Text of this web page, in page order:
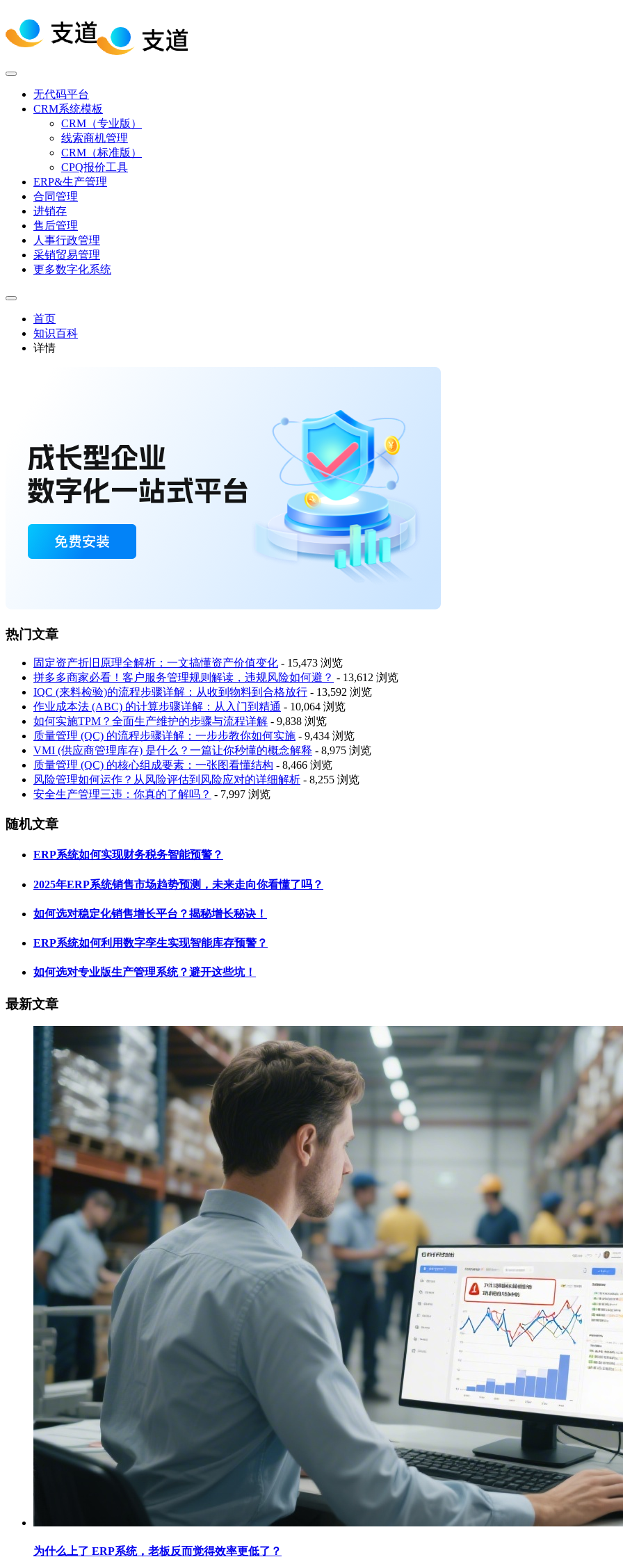
无代码平台
CRM系统模板
CRM（专业版）
线索商机管理
CRM（标准版）
CPQ报价工具
ERP&生产管理
合同管理
进销存
售后管理
人事行政管理
采销贸易管理
更多数字化系统
首页
知识百科
详情
热门文章
固定资产折旧原理全解析：一文搞懂资产价值变化 - 15,473 浏览
拼多多商家必看！客户服务管理规则解读，违规风险如何避？ - 13,612 浏览
IQC (来料检验)的流程步骤详解：从收到物料到合格放行 - 13,592 浏览
作业成本法 (ABC) 的计算步骤详解：从入门到精通 - 10,064 浏览
如何实施TPM？全面生产维护的步骤与流程详解 - 9,838 浏览
质量管理 (QC) 的流程步骤详解：一步步教你如何实施 - 9,434 浏览
VMI (供应商管理库存) 是什么？一篇让你秒懂的概念解释 - 8,975 浏览
质量管理 (QC) 的核心组成要素：一张图看懂结构 - 8,466 浏览
风险管理如何运作？从风险评估到风险应对的详细解析 - 8,255 浏览
安全生产管理三违：你真的了解吗？ - 7,997 浏览
随机文章
ERP系统如何实现财务税务智能预警？
2025年ERP系统销售市场趋势预测，未来走向你看懂了吗？
如何选对稳定化销售增长平台？揭秘增长秘诀！
ERP系统如何利用数字孪生实现智能库存预警？
如何选对专业版生产管理系统？避开这些坑！
最新文章
为什么上了 ERP系统，老板反而觉得效率更低了？